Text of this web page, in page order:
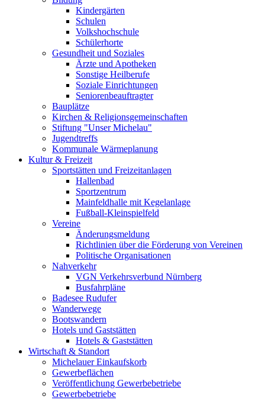
Kindergärten
Schulen
Volkshochschule
Schülerhorte
Gesundheit und Soziales
Ärzte und Apotheken
Sonstige Heilberufe
Soziale Einrichtungen
Seniorenbeauftragter
Bauplätze
Kirchen & Religionsgemeinschaften
Stiftung "Unser Michelau"
Jugendtreffs
Kommunale Wärmeplanung
Kultur & Freizeit
Sportstätten und Freizeitanlagen
Hallenbad
Sportzentrum
Mainfeldhalle mit Kegelanlage
Fußball-Kleinspielfeld
Vereine
Änderungsmeldung
Richtlinien über die Förderung von Vereinen
Politische Organisationen
Nahverkehr
VGN Verkehrsverbund Nürnberg
Busfahrpläne
Badesee Rudufer
Wanderwege
Bootswandern
Hotels und Gaststätten
Hotels & Gaststätten
Wirtschaft & Standort
Michelauer Einkaufskorb
Gewerbeflächen
Veröffentlichung Gewerbebetriebe
Gewerbebetriebe